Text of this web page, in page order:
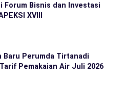
Forum Bisnis dan Investasi
XVIII
Baru Perumda Tirtanadi
Pemakaian Air Juli 2026